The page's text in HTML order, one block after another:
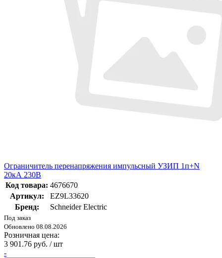
Ограничитель перенапряжения импульсный УЗИП 1п+N
20кА 230В
Код товара: 4676670
Артикул:
EZ9L33620
Бренд:
Schneider Electric
Под заказ
Обновлено 08.08.2026
Розничная цена:
3 901.76 руб. / шт
-